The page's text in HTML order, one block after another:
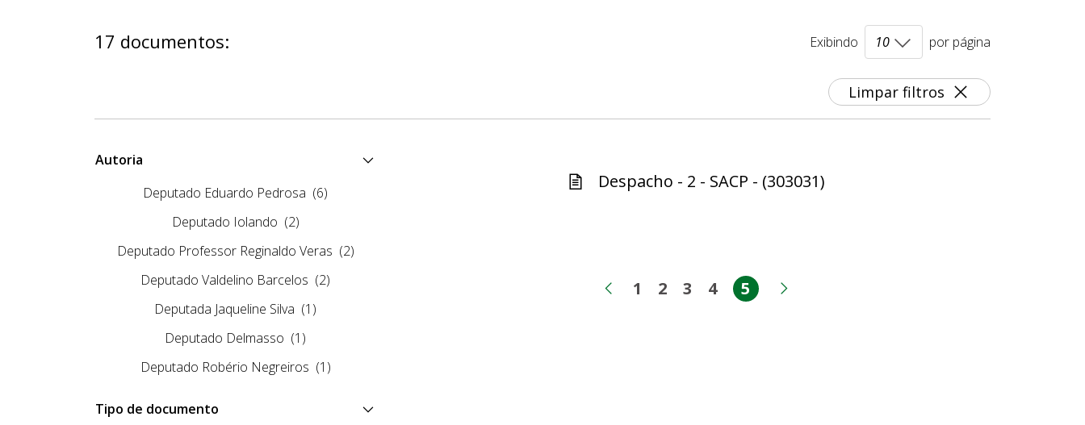
Limpar filtros
17 documentos: Exibindo por página
Autoria
Deputado Eduardo Pedrosa (6)
Deputado Iolando (2)
Deputado Professor Reginaldo Veras (2)
Deputado Valdelino Barcelos (2)
Deputada Jaqueline Silva (1)
Deputado Delmasso (1)
Deputado Robério Negreiros (1)
Tipo de documento
Despacho - 2 - SACP - (303031)
Página anterior
Página
1 Página
2 Página
3 Página
4 Página
5